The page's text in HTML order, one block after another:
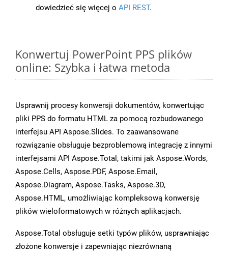
dowiedzieć się więcej o API REST.
Konwertuj PowerPoint PPS plików
online: Szybka i łatwa metoda
Usprawnij procesy konwersji dokumentów, konwertując
pliki PPS do formatu HTML za pomocą rozbudowanego
interfejsu API Aspose.Slides. To zaawansowane
rozwiązanie obsługuje bezproblemową integrację z innymi
interfejsami API Aspose.Total, takimi jak Aspose.Words,
Aspose.Cells, Aspose.PDF, Aspose.Email,
Aspose.Diagram, Aspose.Tasks, Aspose.3D,
Aspose.HTML, umożliwiając kompleksową konwersję
plików wieloformatowych w różnych aplikacjach.
Aspose.Total obsługuje setki typów plików, usprawniając
złożone konwersje i zapewniając niezrównaną